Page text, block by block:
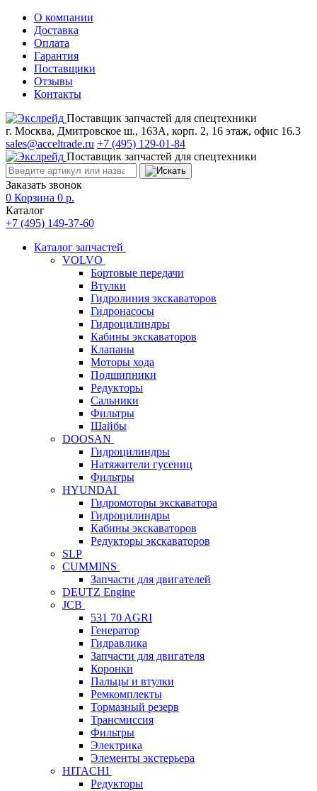
О компании
Доставка
Оплата
Гарантия
Поставщики
Отзывы
Контакты
Поставщик запчастей для спецтехники
г. Москва, Дмитровское ш., 163А, корп. 2, 16 этаж, офис 16.3
sales@acceltrade.ru +7 (495) 129-01-84
Поставщик запчастей для спецтехники
Заказать звонок
0 Корзина 0 р.
Каталог
+7 (495) 149-37-60
Каталог запчастей
VOLVO
Бортовые передачи
Втулки
Гидролиния экскаваторов
Гидронасосы
Гидроцилиндры
Кабины экскаваторов
Клапаны
Моторы хода
Подшипники
Редукторы
Сальники
Фильтры
Шайбы
DOOSAN
Гидроцилиндры
Натяжители гусениц
Фильтры
HYUNDAI
Гидромоторы экскаватора
Гидроцилиндры
Кабины экскаваторов
Редукторы экскаваторов
SLP
CUMMINS
Запчасти для двигателей
DEUTZ Engine
JCB
531 70 AGRI
Генератор
Гидравлика
Запчасти для двигателя
Коронки
Пальцы и втулки
Ремкомплекты
Тормазный резерв
Трансмиссия
Фильтры
Электрика
Элементы экстерьера
HITACHI
Редукторы